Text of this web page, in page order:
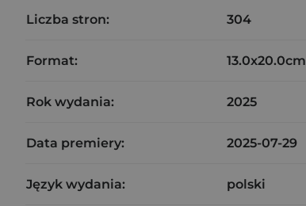
Liczba stron: 304
Format: 13.0x20.0cm
Rok wydania: 2025
Data premiery: 2025-07-29
Język wydania: polski